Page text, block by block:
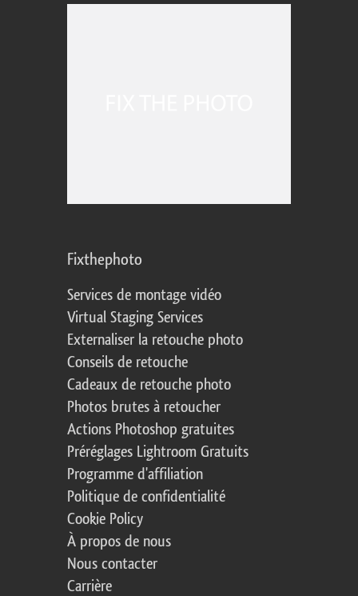
Fixthephoto
Services de montage vidéo
Virtual Staging Services
Externaliser la retouche photo
Conseils de retouche
Cadeaux de retouche photo
Photos brutes à retoucher
Actions Photoshop gratuites
Préréglages Lightroom Gratuits
Programme d'affiliation
Politique de confidentialité
Cookie Policy
À propos de nous
Nous contacter
Carrière